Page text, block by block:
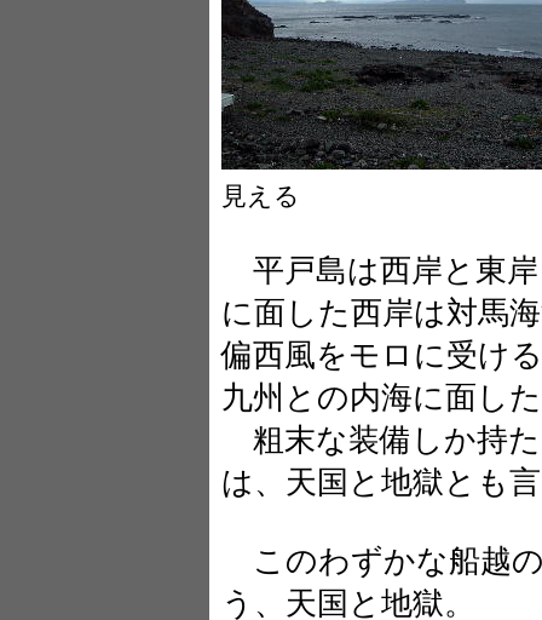
見える
平戸島は西岸と東
に面した西岸は対馬
偏西風をモロに受け
九州との内海に面し
粗末な装備しか持
は、天国と地獄とも
このわずかな船越
う、天国と地獄。